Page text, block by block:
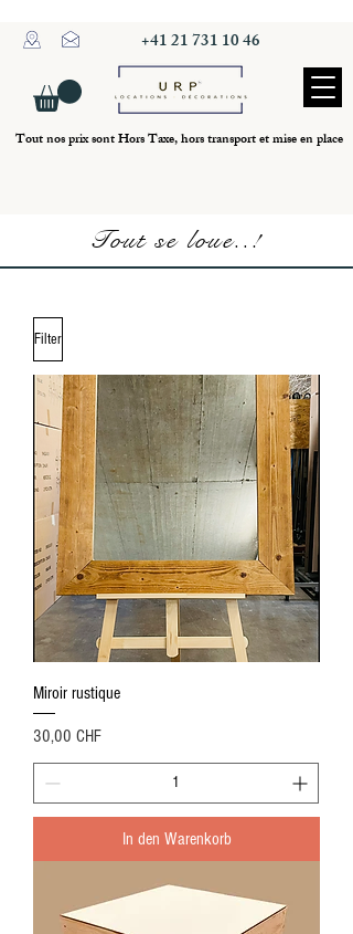
+41 21 731 10 46
Tout nos prix sont Hors Taxe, hors transport et mise en place
Tout se loue..!
Filter
Miroir rustique
Preis
30,00 CHF
In den Warenkorb